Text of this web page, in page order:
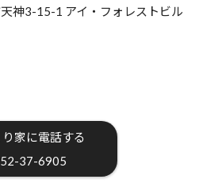
神3-15-1 アイ・フォレストビル
り家に電話する
37-6905